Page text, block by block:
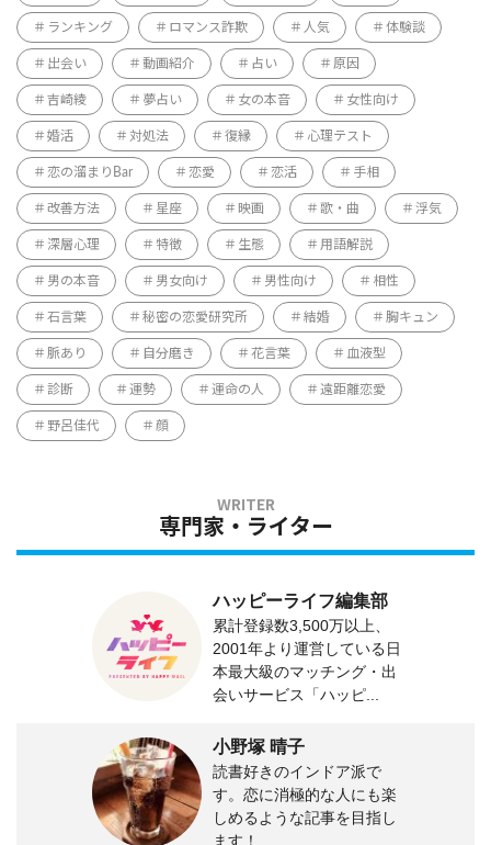
ランキング ロマンス詐欺 人気 体験談
出会い 動画紹介 占い 原因
吉崎綾 夢占い 女の本音 女性向け
婚活 対処法 復縁 心理テスト
恋の溜まりBar 恋愛 恋活 手相
改善方法 星座 映画 歌・曲 浮気
深層心理 特徴 生態 用語解説
男の本音 男女向け 男性向け 相性
石言葉 秘密の恋愛研究所 結婚 胸キュン
脈あり 自分磨き 花言葉 血液型
診断 運勢 運命の人 遠距離恋愛
野呂佳代 顔
専門家・ライター
ハッピーライフ編集部
累計登録数3,500万以上、
2001年より運営している日
本最大級のマッチング・出
会いサービス「ハッピ...
小野塚 晴子
読書好きのインドア派で
す。恋に消極的な人にも楽
しめるような記事を目指し
ます！